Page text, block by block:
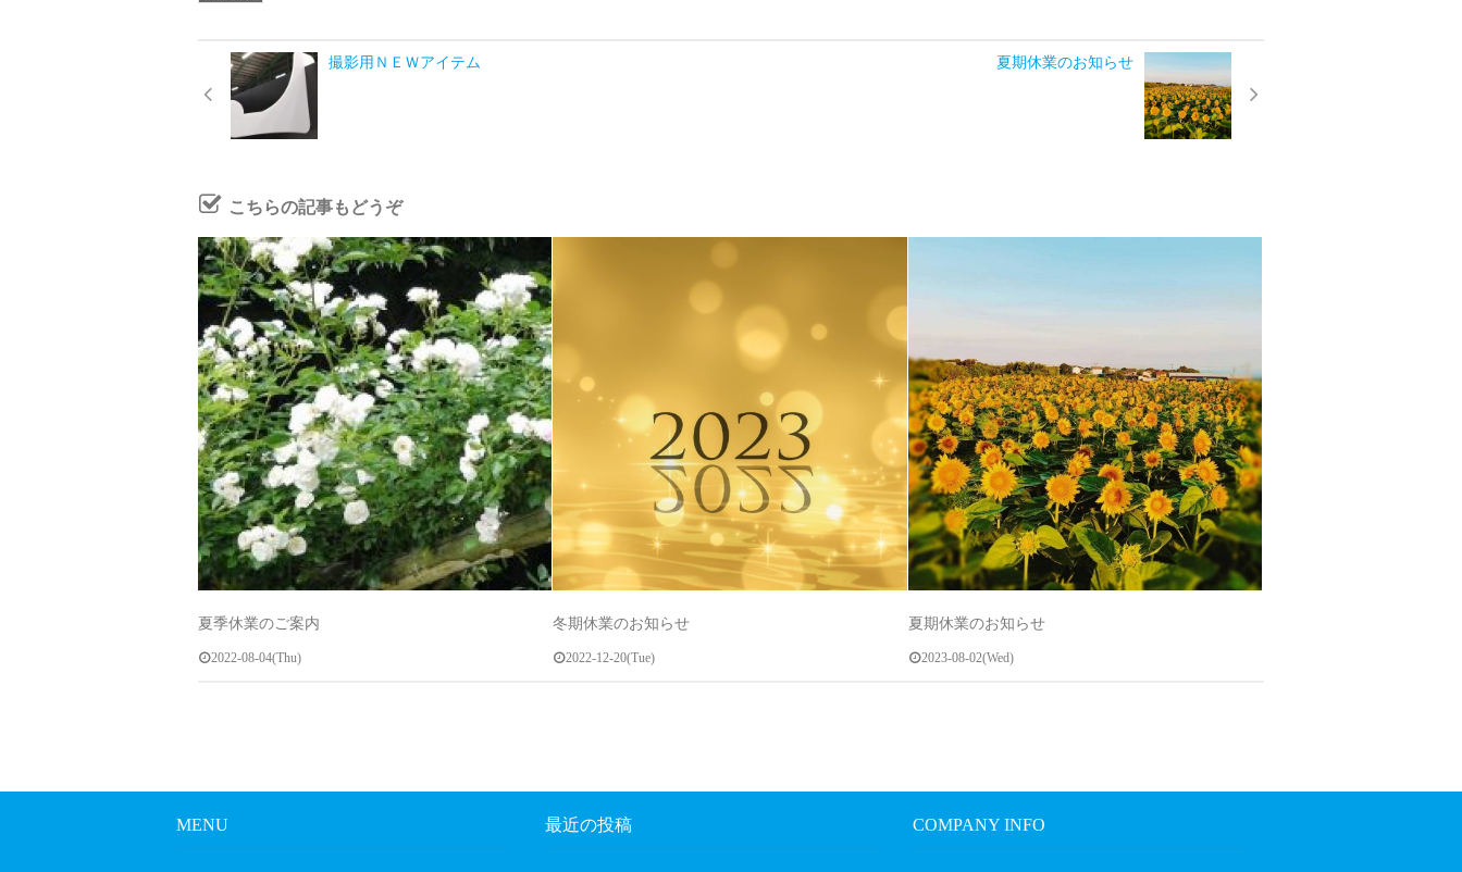
撮影用ＮＥＷアイテム 夏期休業のお知らせ
こちらの記事もどうぞ
夏季休業のご案内
2022-08-04(Thu)
冬期休業のお知らせ
2022-12-20(Tue)
夏期休業のお知らせ
2023-08-02(Wed)
MENU 最近の投稿 COMPANY INFO